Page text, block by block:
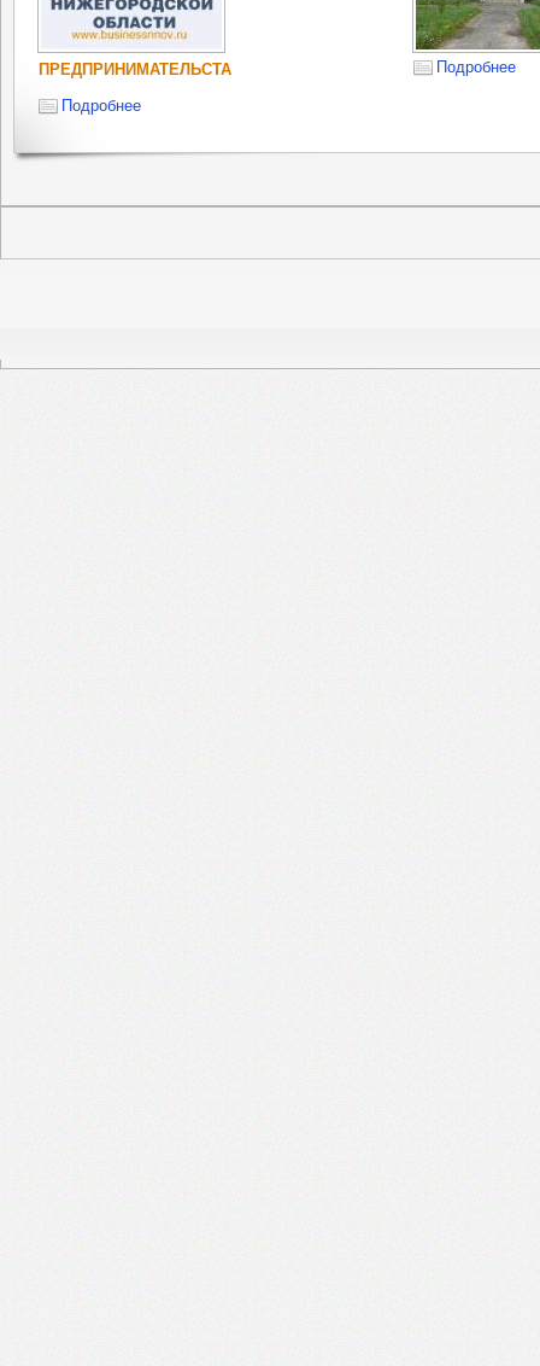
ПРЕДПРИНИМАТЕЛЬСТА
Подробнее
Подробнее